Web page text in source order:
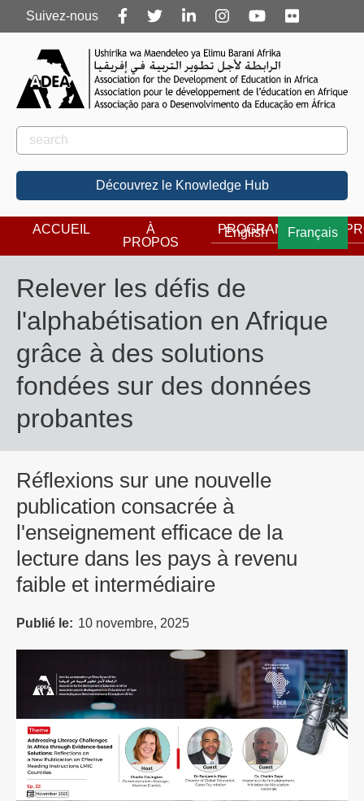
Follow
us
Suivez-nous
Rechercher
Rechercher
Découvrez le Knowledge Hub
English Français
ACCUEIL
À
PROPOS
PROGRAMMES
Relever les défis de
l'alphabétisation en Afrique
grâce à des solutions
fondées sur des données
probantes
Réflexions sur une nouvelle
publication consacrée à
l'enseignement efficace de la
lecture dans les pays à revenu
faible et intermédiaire
Publié le 10 novembre, 2025